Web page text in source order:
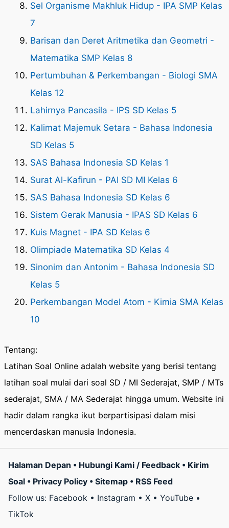
Sel Organisme Makhluk Hidup - IPA SMP Kelas
7
Barisan dan Deret Aritmetika dan Geometri -
Matematika SMP Kelas 8
Pertumbuhan & Perkembangan - Biologi SMA
Kelas 12
Lahirnya Pancasila - IPS SD Kelas 5
Kalimat Majemuk Setara - Bahasa Indonesia
SD Kelas 5
SAS Bahasa Indonesia SD Kelas 1
Surat Al-Kafirun - PAI SD MI Kelas 6
SAS Bahasa Indonesia SD Kelas 6
Sistem Gerak Manusia - IPAS SD Kelas 6
Kuis Magnet - IPA SD Kelas 6
Olimpiade Matematika SD Kelas 4
Sinonim dan Antonim - Bahasa Indonesia SD
Kelas 5
Perkembangan Model Atom - Kimia SMA Kelas
10
Tentang:
Latihan Soal Online adalah website yang berisi tentang
latihan soal mulai dari soal SD / MI Sederajat, SMP / MTs
sederajat, SMA / MA Sederajat hingga umum. Website ini
hadir dalam rangka ikut berpartisipasi dalam misi
mencerdaskan manusia Indonesia.
Halaman Depan • Hubungi Kami / Feedback • Kirim
Soal • Privacy Policy • Sitemap • RSS Feed
Follow us: Facebook • Instagram • X • YouTube •
TikTok